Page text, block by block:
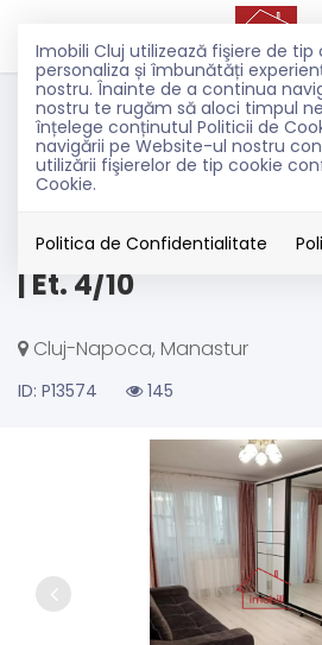
Imobili Cluj utilizează fişiere de
personaliza și îmbunătăți
nostru. Înainte de a continua
nostru te rugăm să aloci timpul
înțelege conținutul Politicii de
navigării pe Website-ul nostru
utilizării fişierelor de tip cookie
Cookie.
Politica de Confidentialitate
Vanzare
Apartamente
Cluj-Napoca
Manastur
Renovat complet
| Et. 4/10
Cluj-Napoca, Manastur
ID: P13574 145